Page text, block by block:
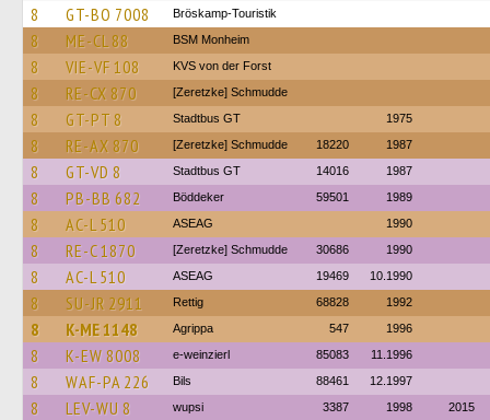
8 GT-BO 7008 Bröskamp-Touristik
8 ME-CL 88 BSM Monheim
8 VIE-VF 108 KVS von der Forst
8 RE-CX 870 [Zeretzke] Schmudde
8 GT-PT 8 Stadtbus GT 1975
8 RE-AX 870 [Zeretzke] Schmudde 18220 1987
8 GT-VD 8 Stadtbus GT 14016 1987
8 PB-BB 682 Böddeker 59501 1989
8 AC-L 510 ASEAG 1990
8 RE-C 1870 [Zeretzke] Schmudde 30686 1990
8 AC-L 510 ASEAG 19469 10.1990
8 SU-JR 2911 Rettig 68828 1992
8 K-ME 1148 Agrippa 547 1996
8 K-EW 8008 e-weinzierl 85083 11.1996
8 WAF-PA 226 Bils 88461 12.1997
8 LEV-WU 8 wupsi 3387 1998 2015